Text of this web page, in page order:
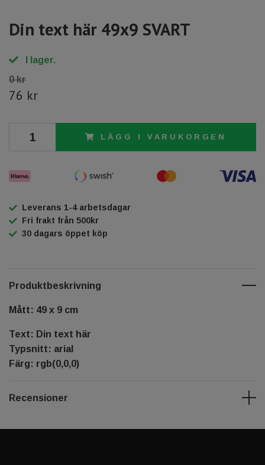
Din text här 49x9 SVART
I lager.
0 kr
76 kr
LÄGG I VARUKORGEN
Leverans 1-4 arbetsdagar
Fri frakt från 500kr
30 dagars öppet köp
Produktbeskrivning
Mått: 49 x 9 cm
Text: Din text här
Typsnitt: arial
Färg: rgb(0,0,0)
Recensioner